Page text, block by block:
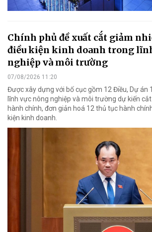
Chính phủ đề xuất cắt giảm
điều kiện kinh doanh trong
nghiệp và môi trường
07/08/2026 11:20
Được xây dựng với bố cục gồm 12 Điều, Dự án
lĩnh vực nông nghiệp và môi trường dự kiến
hành chính, đơn giản hoá 12 thủ tục hành
kiện kinh doanh.